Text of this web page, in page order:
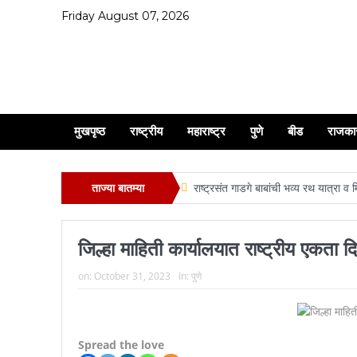
Friday August 07, 2026
मुखपृष्ठ राष्ट्रीय महाराष्ट्र पुणे बीड
ताज्या बातम्या राष्ट्रसंत गाडगे बाबांची भव्य रथ यात्रा
ऋतुजा सोमाणी, अनुजा माहेश्वरी, भूषण
प्रश्न सोडवण्याची हिमंत मात्र आली …..
साऊथ सिनेमाकडे चिरंजीवी आहे तर
शरदचंद्र पवार यांचा वाढदिवसा निमत्त
जिल्हा माहिती कार्यालयात राष्ट्रीय एकता
on: October 31, 2023 In: पुणे
Spread the love